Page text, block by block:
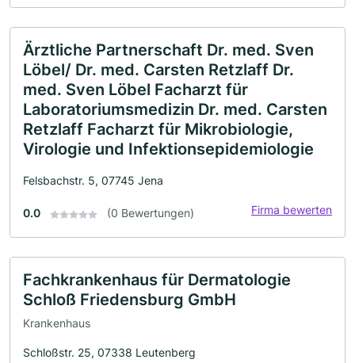
Ärztliche Partnerschaft Dr. med. Sven
Löbel/ Dr. med. Carsten Retzlaff Dr.
med. Sven Löbel Facharzt für
Laboratoriumsmedizin Dr. med. Carsten
Retzlaff Facharzt für Mikrobiologie,
Virologie und Infektionsepidemiologie
Felsbachstr. 5, 07745 Jena
0.0 (0 Bewertungen) Firma bewerten
Fachkrankenhaus für Dermatologie
Schloß Friedensburg GmbH
Krankenhaus
Schloßstr. 25, 07338 Leutenberg